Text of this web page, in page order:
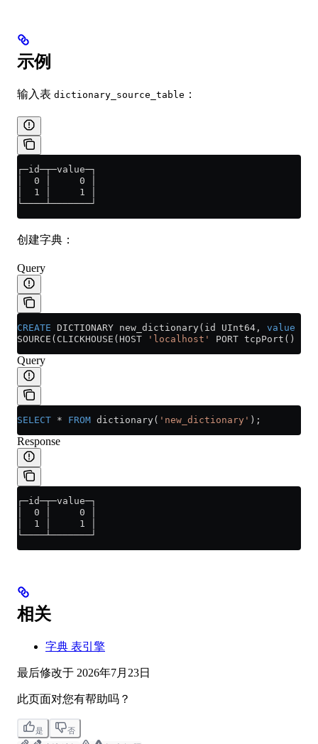
示例
输入表 dictionary_source_table ：
┌─id─┬─value─┐
│  0 │     0 │
│  1 │     1 │
└────┴───────┘
创建字典：
Query
CREATE DICTIONARY new_dictionary(id UInt64, value
SOURCE(CLICKHOUSE(HOST
'localhost' PORT tcpPort()
Query
SELECT * FROM dictionary( 'new_dictionary' );
Response
┌─id─┬─value─┐
│  0 │     0 │
│  1 │     1 │
└────┴───────┘
相关
字典 表引擎
最后修改于 2026年7月23日
此页面对您有帮助吗？
是 否